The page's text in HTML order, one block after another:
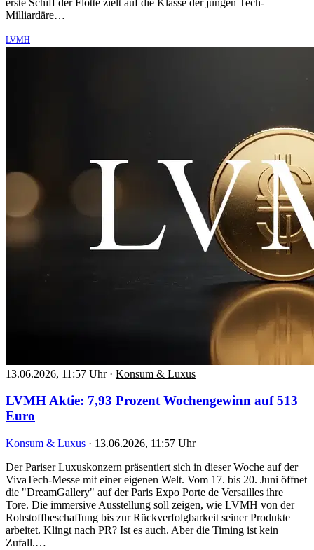
Milliardäre…
LVMH
13.06.2026, 11:57 Uhr · Konsum & Luxus
LVMH Aktie: 7,93 Prozent Wochengewinn auf 513
Euro
Konsum & Luxus · 13.06.2026, 11:57 Uhr
Der Pariser Luxuskonzern präsentiert sich in dieser Woche auf der
VivaTech-Messe mit einer eigenen Welt. Vom 17. bis 20. Juni öffnet
die "DreamGallery" auf der Paris Expo Porte de Versailles ihre
Tore. Die immersive Ausstellung soll zeigen, wie LVMH von der
Rohstoffbeschaffung bis zur Rückverfolgbarkeit seiner Produkte
arbeitet. Klingt nach PR? Ist es auch. Aber die Timing ist kein
Zufall.…